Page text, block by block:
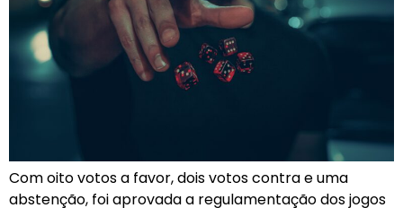
Com oito votos a favor, dois votos contra e uma
abstenção, foi aprovada a regulamentação dos jogos